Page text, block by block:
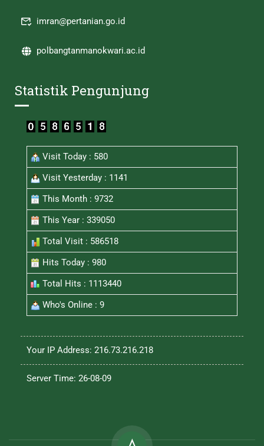
imran@pertanian.go.id
polbangtanmanokwari.ac.id
Statistik Pengunjung
Visit Today : 580
Visit Yesterday : 1141
This Month : 9732
This Year : 339050
Total Visit : 586518
Hits Today : 980
Total Hits : 1113440
Who's Online : 9
Your IP Address: 216.73.216.218
Server Time: 26-08-09